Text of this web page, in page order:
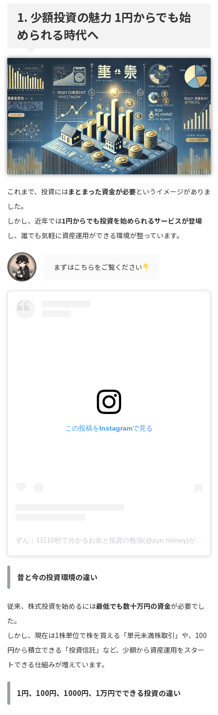
1. 少額投資の魅力 1円からでも始
められる時代へ
これまで、投資にはまとまった資金が必要というイメージがありま
した。
しかし、近年では1円からでも投資を始められるサービスが登場
し、誰でも気軽に資産運用ができる環境が整っています。
まずはこちらをご覧ください
この投稿をInstagramで見る
ずん｜1日10秒で分かるお金と投資の勉強(@zun.money)がシェアした投稿
昔と今の投資環境の違い
従来、株式投資を始めるには最低でも数十万円の資金が必要でし
た。
しかし、現在は1株単位で株を買える「単元未満株取引」や、100
円から積立できる「投資信託」など、少額から資産運用をスター
トできる仕組みが増えています。
1円、100円、1000円、1万円でできる投資の違い